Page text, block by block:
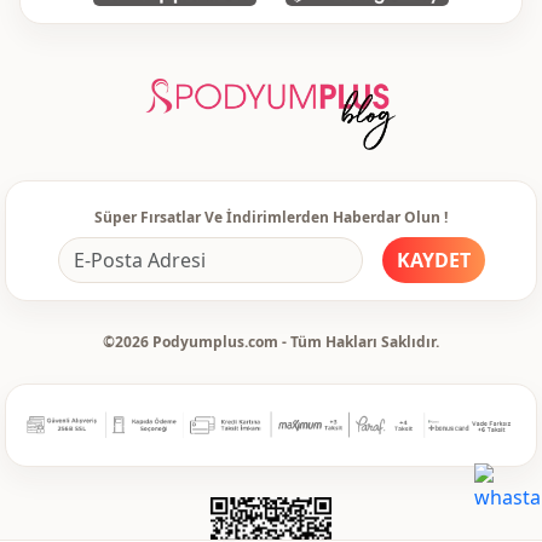
Kullanim Seyahat
Süper Fırsatlar Ve İndirimlerden Haberdar Olun !
KAYDET
©2026 Podyumplus.com - Tüm Hakları Saklıdır.